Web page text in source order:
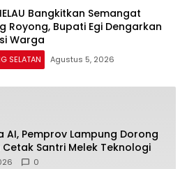
Bangkitkan Semangat
Royong, Bupati Egi Dengarkan
Warga
SELATAN Agustus 5, 2026
AI, Pemprov Lampung Dorong
Cetak Santri Melek Teknologi
0